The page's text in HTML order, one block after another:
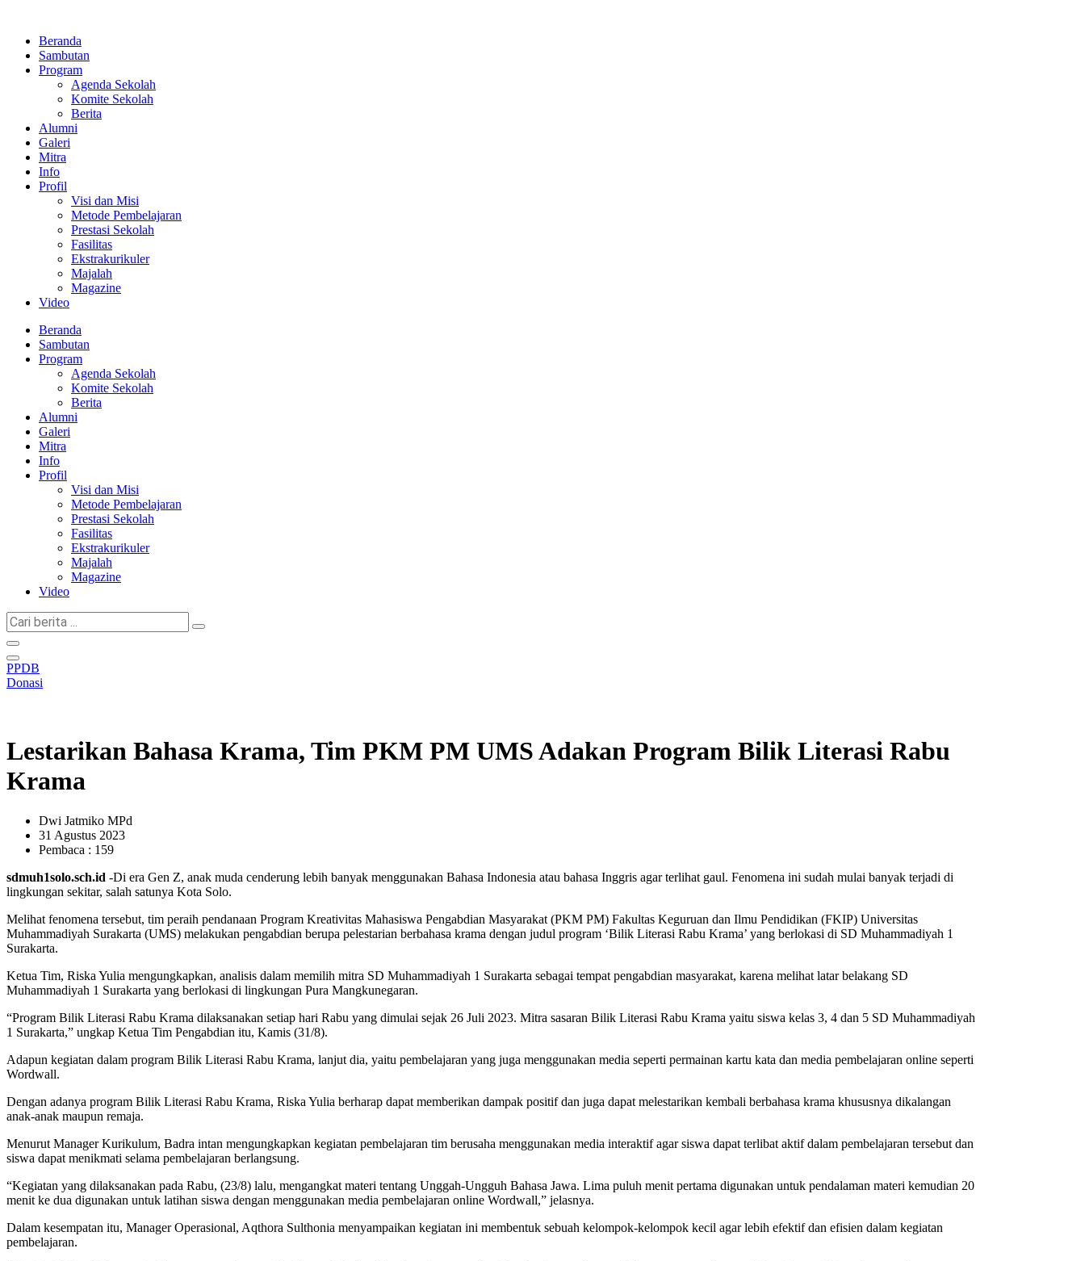
kontenBeranda
Sambutan
Program
Agenda Sekolah
Komite Sekolah
Berita
Alumni
Galeri
Mitra
Info
Profil
Visi dan Misi
Metode Pembelajaran
Prestasi Sekolah
Fasilitas
Ekstrakurikuler
Majalah
Magazine
Video
Beranda
Sambutan
Program
Agenda Sekolah
Komite Sekolah
Berita
Alumni
Galeri
Mitra
Info
Profil
Visi dan Misi
Metode Pembelajaran
Prestasi Sekolah
Fasilitas
Ekstrakurikuler
Majalah
Magazine
Video
Cari
berita
...
PPDB
Donasi
Lestarikan Bahasa Krama, Tim PKM PM UMS Adakan Program Bilik Literasi Rabu
Krama
Dwi Jatmiko MPd
31 Agustus 2023
Pembaca : 159
sdmuh1solo.sch.id -Di era Gen Z, anak muda cenderung lebih banyak menggunakan Bahasa Indonesia atau bahasa Inggris agar terlihat gaul. Fenomena ini sudah mulai banyak terjadi di
lingkungan sekitar, salah satunya Kota Solo.
Melihat fenomena tersebut, tim peraih pendanaan Program Kreativitas Mahasiswa Pengabdian Masyarakat (PKM PM) Fakultas Keguruan dan Ilmu Pendidikan (FKIP) Universitas
Muhammadiyah Surakarta (UMS) melakukan pengabdian berupa pelestarian berbahasa krama dengan judul program ‘Bilik Literasi Rabu Krama’ yang berlokasi di SD Muhammadiyah 1
Surakarta.
Ketua Tim, Riska Yulia mengungkapkan, analisis dalam memilih mitra SD Muhammadiyah 1 Surakarta sebagai tempat pengabdian masyarakat, karena melihat latar belakang SD
Muhammadiyah 1 Surakarta yang berlokasi di lingkungan Pura Mangkunegaran.
“Program Bilik Literasi Rabu Krama dilaksanakan setiap hari Rabu yang dimulai sejak 26 Juli 2023. Mitra sasaran Bilik Literasi Rabu Krama yaitu siswa kelas 3, 4 dan 5 SD Muhammadiyah
1 Surakarta,” ungkap Ketua Tim Pengabdian itu, Kamis (31/8).
Adapun kegiatan dalam program Bilik Literasi Rabu Krama, lanjut dia, yaitu pembelajaran yang juga menggunakan media seperti permainan kartu kata dan media pembelajaran online seperti
Wordwall.
Dengan adanya program Bilik Literasi Rabu Krama, Riska Yulia berharap dapat memberikan dampak positif dan juga dapat melestarikan kembali berbahasa krama khususnya dikalangan
anak-anak maupun remaja.
Menurut Manager Kurikulum, Badra intan mengungkapkan kegiatan pembelajaran tim berusaha menggunakan media interaktif agar siswa dapat terlibat aktif dalam pembelajaran tersebut dan
siswa dapat menikmati selama pembelajaran berlangsung.
“Kegiatan yang dilaksanakan pada Rabu, (23/8) lalu, mengangkat materi tentang Unggah-Ungguh Bahasa Jawa. Lima puluh menit pertama digunakan untuk pendalaman materi kemudian 20
menit ke dua digunakan untuk latihan siswa dengan menggunakan media pembelajaran online Wordwall,” jelasnya.
Dalam kesempatan itu, Manager Operasional, Aqthora Sulthonia menyampaikan kegiatan ini membentuk sebuah kelompok-kelompok kecil agar lebih efektif dan efisien dalam kegiatan
pembelajaran.